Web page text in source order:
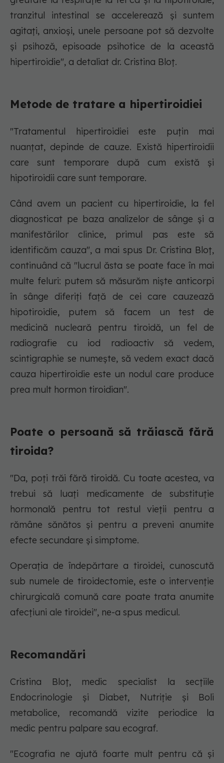
tranzitul intestinal se accelerează și suntem
agitați, anxioși, unele persoane pot să dezvolte
și psihoză, episoade psihotice de la această
hipertiroidie", a detaliat dr. Cristina Bloț.
Metode de tratare a hipertiroidiei
"Tratamentul hipertiroidiei este puțin mai
nuanțat, depinde de cauze. Există hipertiroidii
care sunt temporare după cum există și
hipotiroidii care sunt temporare.
Când avem un pacient cu hipertiroidie, la fel
diagnosticat pe baza analizelor de sânge și a
manifestărilor clinice, primul pas este să
identificăm cauza", a mai spus Dr. Cristina Bloț,
continuând că "lucrul ăsta se poate face în mai
multe feluri: putem să măsurăm niște anticorpi
în sânge diferiți față de cei care cauzează
hipotiroidie, putem să facem un test de
medicină nucleară pentru tiroidă, un fel de
radiografie cu iod radioactiv să vedem,
scintigraphie se numește, să vedem exact dacă
cauza hipertiroidie este un nodul care produce
prea mult hormon tiroidian".
Poate o persoană să trăiască fără
tiroida?
"Da, poți trăi fără tiroidă. Cu toate acestea, va
trebui să luați medicamente de substituție
hormonală pentru tot restul vieții pentru a
rămâne sănătos și pentru a preveni anumite
efecte secundare și simptome.
Operația de îndepărtare a tiroidei, cunoscută
sub numele de tiroidectomie, este o intervenție
chirurgicală comună care poate trata anumite
afecțiuni ale tiroidei", ne-a spus medicul.
Recomandări
Cristina Bloț, medic specialist la secțiile
Endocrinologie și Diabet, Nutriție și Boli
metabolice, recomandă vizite periodice la
medic pentru palpare sau ecograf.
"Ecografia ne ajută foarte mult pentru că și